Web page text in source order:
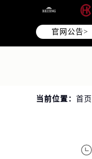
官网公告>
当前位置： 首页